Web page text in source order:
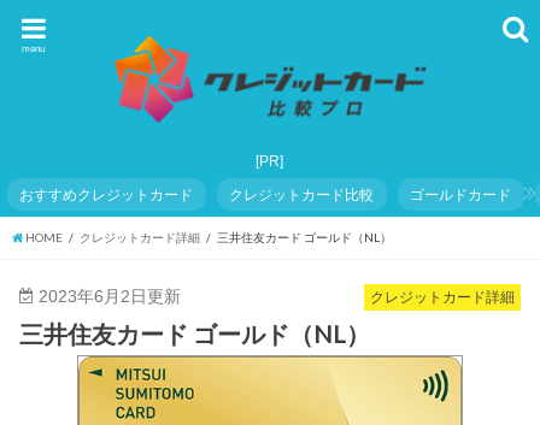
menu
おすすめクレジットカード クレジットカード比較 ゴールドカード
HOME クレジットカード詳細 三井住友カード ゴールド（NL）
クレジットカード詳細
2023年6月2日更新
三井住友カード ゴールド（NL）